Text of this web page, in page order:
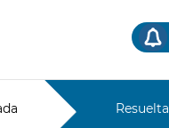
Resuelta